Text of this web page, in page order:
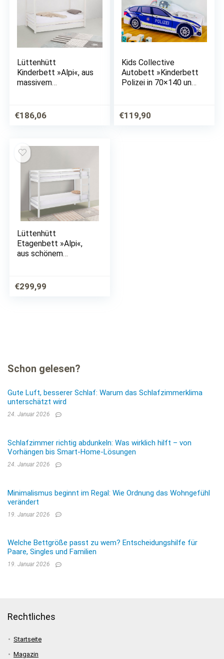
Lüttenhütt
Kinderbett »Alpi«, aus
massivem
Lattenrost,
Liegefläche 90×200
€186,06
Kids Collective
Autobett »Kinderbett
Polizei in 70×140 und
in zwei Größen:
140×70 und 160×80,
€119,90
Lüttenhütt
Etagenbett »Alpi«,
aus schönem
Stockbett,
Liegeflächenlänge
€299,99
Schon gelesen?
Gute Luft, besserer Schlaf: Warum das Schlafzimmerklima
unterschätzt wird
24. Januar 2026
Schlafzimmer richtig abdunkeln: Was wirklich hilft – von
Vorhängen bis Smart-Home-Lösungen
24. Januar 2026
Minimalismus beginnt im Regal: Wie Ordnung das Wohngefühl
verändert
19. Januar 2026
Welche Bettgröße passt zu wem? Entscheidungshilfe für
Paare, Singles und Familien
19. Januar 2026
Rechtliches
Startseite
Magazin